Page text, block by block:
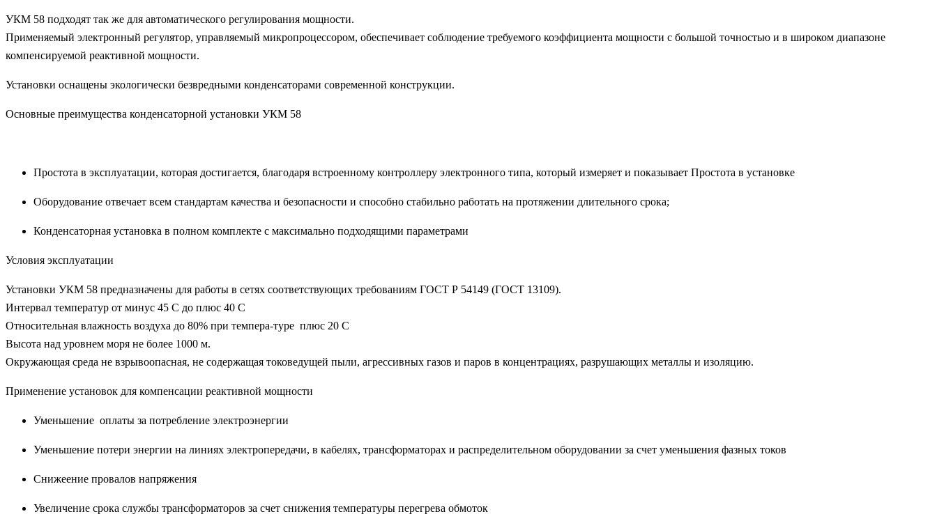
УКМ 58 подходят так же для автоматического регулирования мощности.
Применяемый электронный регулятор, управляемый микропроцессором, обеспечивает соблюдение требуемого коэффициента мощности с большой точностью и в широком диапазоне
компенсируемой реактивной мощности.
Установки оснащены экологически безвредными конденсаторами современной конструкции.
Основные преимущества конденсаторной установки УКМ 58
Простота в эксплуатации, которая достигается, благодаря встроенному контроллеру электронного типа, который измеряет и показывает Простота в установке
Оборудование отвечает всем стандартам качества и безопасности и способно стабильно работать на протяжении длительного срока;
Конденсаторная установка в полном комплекте с максимально подходящими параметрами
Условия эксплуатации
Установки УКМ 58 предназначены для работы в сетях соответствующих требованиям ГОСТ Р 54149 (ГОСТ 13109).
Интервал температур от минус 45 С до плюс 40 С
Относительная влажность воздуха до 80% при темпера-туре плюс 20 С
Высота над уровнем моря не более 1000 м.
Окружающая среда не взрывоопасная, не содержащая токоведущей пыли, агрессивных газов и паров в концентрациях, разрушающих металлы и изоляцию.
Применение установок для компенсации реактивной мощности
Уменьшение оплаты за потребление электроэнергии
Уменьшение потери энергии на линиях электропередачи, в кабелях, трансформаторах и распределительном оборудовании за счет уменьшения фазных токов
Снижеение провалов напряжения
Увеличение срока службы трансформаторов за счет снижения температуры перегрева обмоток